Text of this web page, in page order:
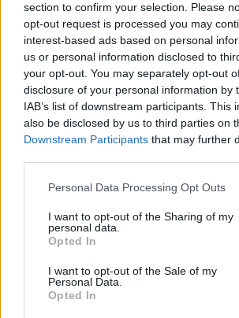
section to confirm your selection. Please
opt-out request is processed you may
interest-based ads based on personal
us or personal information disclosed to
your opt-out. You may separately opt-out
disclosure of your personal information by
IAB’s list of downstream participants. This
also be disclosed by us to third parties on
Downstream Participants that may further
Personal Data Processing Opt Outs
I want to opt-out of the Sharing of my
personal data.
Opted In
I want to opt-out of the Sale of my
Personal Data.
Opted In